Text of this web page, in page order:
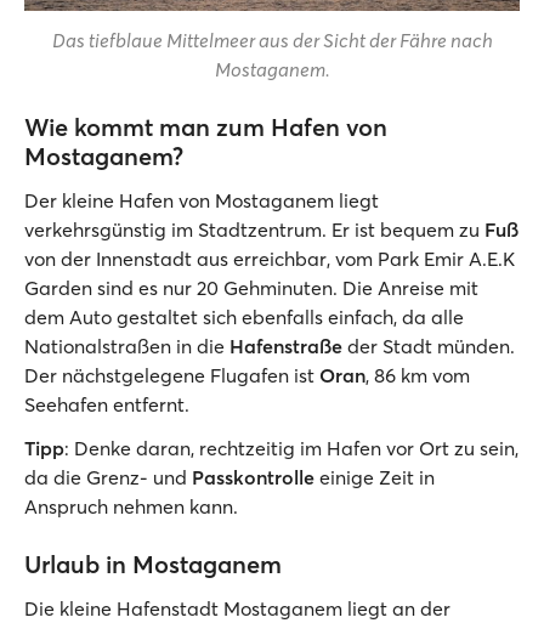
Das tiefblaue Mittelmeer aus der Sicht der Fähre nach
Mostaganem.
Wie kommt man zum Hafen von
Mostaganem?
Der kleine Hafen von Mostaganem liegt
verkehrsgünstig im Stadtzentrum. Er ist bequem zu Fuß
von der Innenstadt aus erreichbar, vom Park Emir A.E.K
Garden sind es nur 20 Gehminuten. Die Anreise mit
dem Auto gestaltet sich ebenfalls einfach, da alle
Nationalstraßen in die Hafenstraße der Stadt münden.
Der nächstgelegene Flugafen ist Oran, 86 km vom
Seehafen entfernt.
Tipp: Denke daran, rechtzeitig im Hafen vor Ort zu sein,
da die Grenz- und Passkontrolle einige Zeit in
Anspruch nehmen kann.
Urlaub in Mostaganem
Die kleine Hafenstadt Mostaganem liegt an der